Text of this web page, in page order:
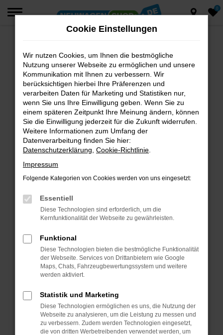
Zum
0
Fehler: Network Error
Beim Laden ist ein Fehler aufgetreten.
Hier sind ein paar Tipps, die dir helfen können:
Überprüfe deine Firewall und deine
Internetverbindung.
Laden andere Webseiten, zum Beispiel deine
Suchmaschine?
Prüfe deine Browsererweiterungen.
Manche Erweiterungen, wie Werbeblocker,
können das Laden bestimmter Seiten
anderen Browser oder in einem privaten
Fenster?
Starte dein Gerät neu.
Probleme zu beheben.
Stelle sicher, dass dein Browser und dein
Betriebssystem auf dem neuesten Stand
sind.
Veraltete Software birgt nicht nur ein
Sicherheitsrisiko, sondern kann auch dazu
führen, dass bestimmte Funktionen nicht mehr
unterstützt werden.
Cookie Einstellungen
Wir nutzen Cookies, um Ihnen die bestmögliche
Nutzung unserer Webseite zu ermöglichen und unsere
Kommunikation mit Ihnen zu verbessern. Wir
berücksichtigen hierbei Ihre Präferenzen und
verarbeiten Daten für Marketing und Statistiken nur,
wenn Sie uns Ihre Einwilligung geben. Wenn Sie zu
einem späteren Zeitpunkt Ihre Meinung ändern, können
Sie die Einwilligung jederzeit für die Zukunft widerrufen.
Weitere Informationen zum Umfang der
Datenverarbeitung finden Sie hier:
Datenschutzerklärung Cookie-Richtlinie
Impressum
Folgende Kategorien von Cookies werden von uns eingesetzt:
Essentiell
Diese Technologien sind erforderlich, um die
Kernfunktionalität der Webseite zu gewährleisten.
Funktional
Diese Technologien bieten die bestmögliche Funktionalität
der Webseite. Services von Drittanbietern wie Google
Maps, Chats, Fahrzeugbewertungssystem und weitere
werden aktiviert.
Statistik und Marketing
Diese Technologien ermöglichen es uns, die Nutzung der
Webseite zu analysieren, um die Leistung zu messen und
zu verbessern. Zudem werden Technologien eingesetzt,
die von dritten Werbetreibenden verwendet werden, um